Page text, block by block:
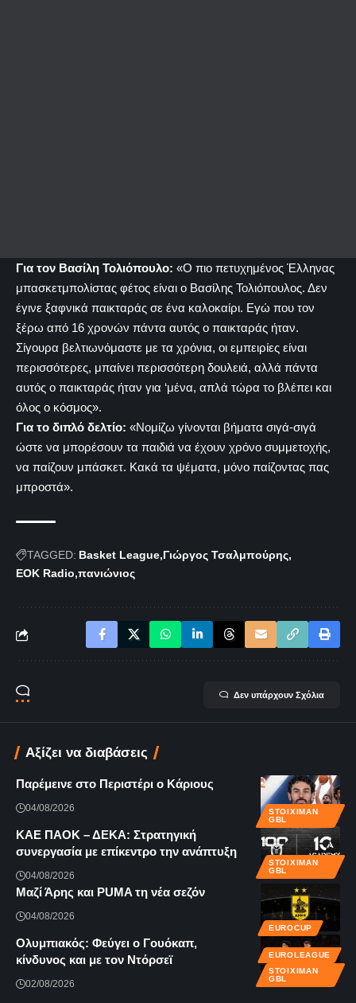
Για τον Βασίλη Τολιόπουλο: «Ο πιο πετυχημένος Έλληνας
μπασκετμπολίστας φέτος είναι ο Βασίλης Τολιόπουλος. Δεν
έγινε ξαφνικά παικταράς σε ένα καλοκαίρι. Εγώ που τον
ξέρω από 16 χρονών πάντα αυτός ο παικταράς ήταν.
Σίγουρα βελτιωνόμαστε με τα χρόνια, οι εμπειρίες είναι
περισσότερες, μπαίνει περισσότερη δουλειά, αλλά πάντα
αυτός ο παικταράς ήταν για ‘μένα, απλά τώρα το βλέπει και
όλος ο κόσμος».
Για το διπλό δελτίο: «Νομίζω γίνονται βήματα σιγά-σιγά
ώστε να μπορέσουν τα παιδιά να έχουν χρόνο συμμετοχής,
να παίζουν μπάσκετ. Κακά τα ψέματα, μόνο παίζοντας πας
μπροστά».
TAGGED: Basket League Γιώργος Τσαλμπούρης
ΕΟΚ Radio πανιώνιος
Δεν υπάρχουν Σχόλια
Αξίζει να διαβάσεις
STOIXIMAN
GBL
Παρέμεινε στο Περιστέρι ο Κάριους
04/08/2026
STOIXIMAN
GBL
KAE ΠΑΟΚ – ΔΕΚΑ: Στρατηγική
συνεργασία με επίκεντρο την ανάπτυξη
04/08/2026
EUROCUP
Μαζί Άρης και PUMA τη νέα σεζόν
04/08/2026
EUROLEAGUE
STOIXIMAN
GBL
Ολυμπιακός: Φεύγει ο Γουόκαπ,
κίνδυνος και με τον Ντόρσεϊ
02/08/2026